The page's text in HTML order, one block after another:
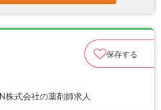
保存する
式会社の薬剤師求人